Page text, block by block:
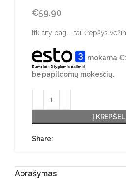
€59.90
tfk city bag – tai krepšys
mokama €
be papildomų mokesčių.
Į KREPŠELĮ
Share:
Aprašymas